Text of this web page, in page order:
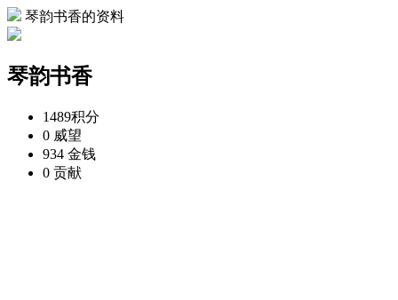
琴韵书香的资料
琴韵书香
1489积分
0 威望
934 金钱
0 贡献